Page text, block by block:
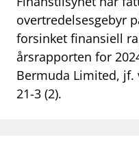
work_outlineJobb hos oss
dashboard Informasjon for
notifications_noneAbonner på
overtredelsesgebyr
forsinket finansiell
årsrapporten for
Bermuda Limited,
21-3 (2).